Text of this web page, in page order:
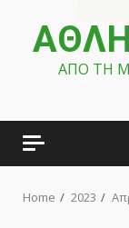
ΑΠΟ ΤΗ
Home 2023